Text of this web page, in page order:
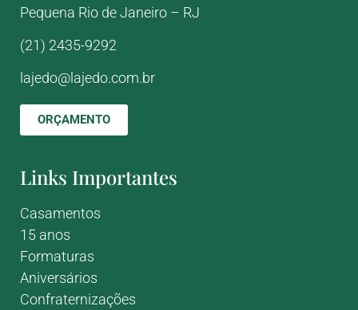
Pequena Rio de Janeiro – RJ
(21) 2435-9292
lajedo@lajedo.com.br
ORÇAMENTO
Links Importantes
Casamentos
15 anos
Formaturas
Aniversários
Confraternizações